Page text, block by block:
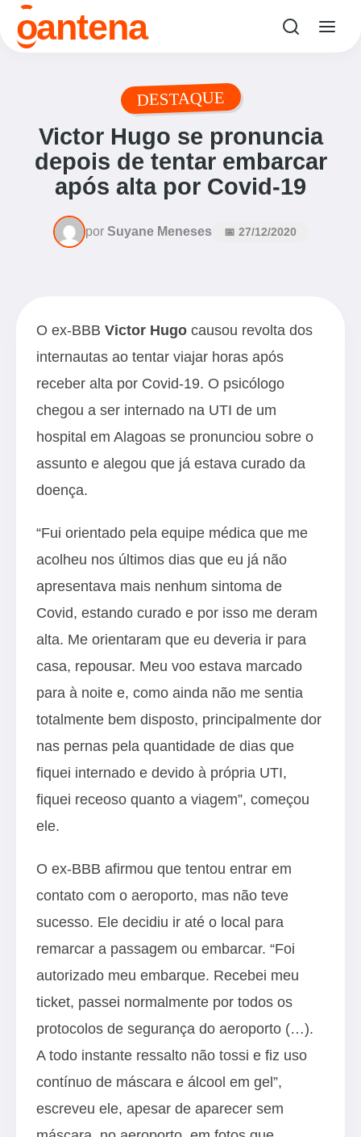
oantena
DESTAQUE
Victor Hugo se pronuncia
depois de tentar embarcar
após alta por Covid-19
por Suyane Meneses 📅 27/12/2020
O ex-BBB Victor Hugo causou revolta dos
internautas ao tentar viajar horas após
receber alta por Covid-19. O psicólogo
chegou a ser internado na UTI de um
hospital em Alagoas se pronunciou sobre o
assunto e alegou que já estava curado da
doença.
“Fui orientado pela equipe médica que me
acolheu nos últimos dias que eu já não
apresentava mais nenhum sintoma de
Covid, estando curado e por isso me deram
alta. Me orientaram que eu deveria ir para
casa, repousar. Meu voo estava marcado
para à noite e, como ainda não me sentia
totalmente bem disposto, principalmente dor
nas pernas pela quantidade de dias que
fiquei internado e devido à própria UTI,
fiquei receoso quanto a viagem”, começou
ele.
O ex-BBB afirmou que tentou entrar em
contato com o aeroporto, mas não teve
sucesso. Ele decidiu ir até o local para
remarcar a passagem ou embarcar. “Foi
autorizado meu embarque. Recebei meu
ticket, passei normalmente por todos os
protocolos de segurança do aeroporto (…).
A todo instante ressalto não tossi e fiz uso
contínuo de máscara e álcool em gel”,
escreveu ele, apesar de aparecer sem